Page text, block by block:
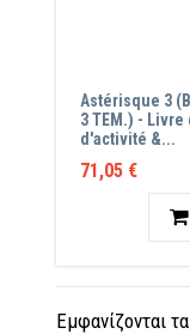
Astérisque 3
3 TEM.) -
d'activité &...
71,05 €
Εμφανίζονται